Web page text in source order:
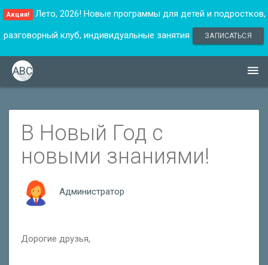
Акция! Лето, 2026! Новые программы для детей и подростков,
разговорный клуб, индивидуальные занятия
ЗАПИСАТЬСЯ
ABC
В Новый Год с
новыми знаниями!
Администратор
Дорогие друзья,